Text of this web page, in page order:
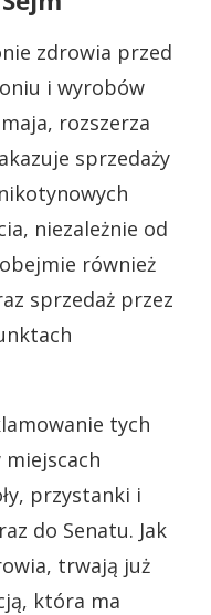
zdrowia przed
i wyrobów
rozszerza
sprzedaży
niezależnie od
również
sprzedaż przez
tych
przystanki i
do Senatu. Jak
trwają już
która ma